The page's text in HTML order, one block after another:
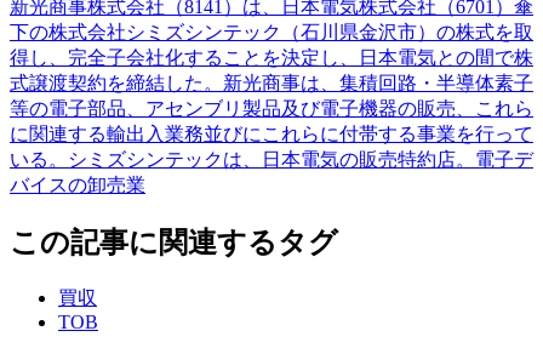
新光商事株式会社（8141）は、日本電気株式会社（6701）傘
下の株式会社シミズシンテック（石川県金沢市）の株式を取
得し、完全子会社化することを決定し、日本電気との間で株
式譲渡契約を締結した。新光商事は、集積回路・半導体素子
等の電子部品、アセンブリ製品及び電子機器の販売、これら
に関連する輸出入業務並びにこれらに付帯する事業を行って
いる。シミズシンテックは、日本電気の販売特約店。電子デ
バイスの卸売業
この記事に関連するタグ
買収
TOB